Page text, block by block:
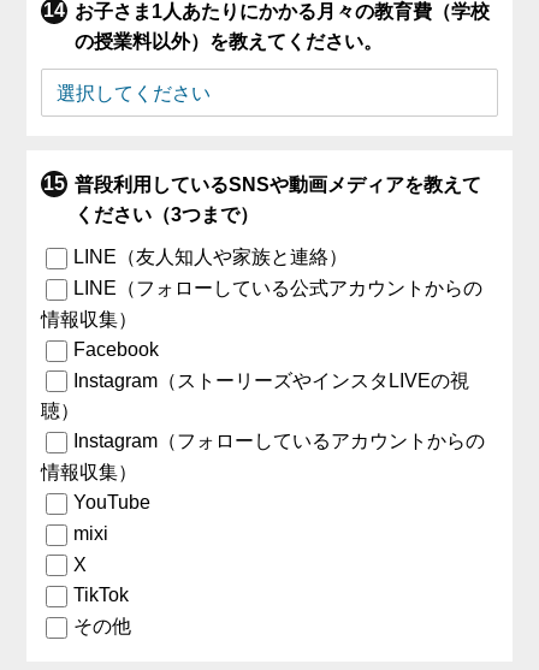
お子さま1人あたりにかかる月々の教育費（学校
の授業料以外）を教えてください。
普段利用しているSNSや動画メディアを教えて
ください（3つまで）
LINE（友人知人や家族と連絡）
LINE（フォローしている公式アカウントからの
情報収集）
Facebook
Instagram（ストーリーズやインスタLIVEの視
聴）
Instagram（フォローしているアカウントからの
情報収集）
YouTube
mixi
X
TikTok
その他